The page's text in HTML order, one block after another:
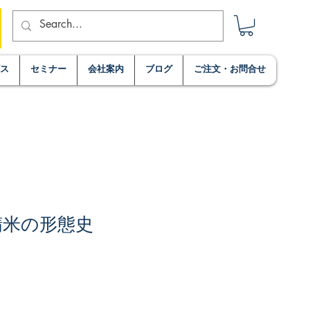
セミナー 会社案内 ブログ ご注文・お問合せ
の形態史